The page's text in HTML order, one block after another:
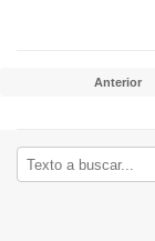
Anterior